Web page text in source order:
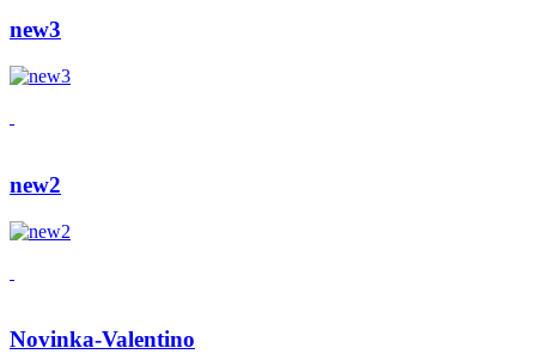
new3
new2
Novinka-Valentino